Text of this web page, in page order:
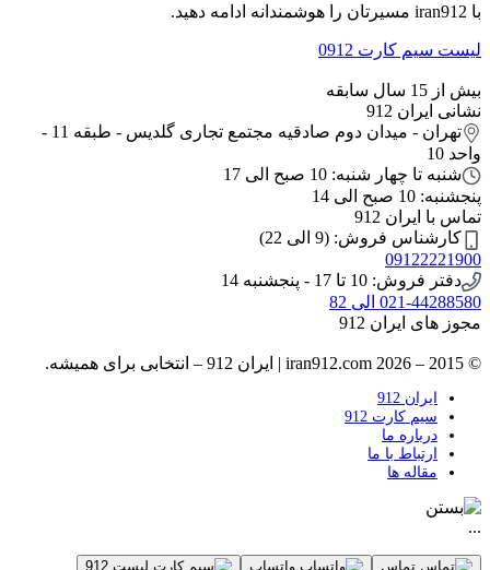
با iran912 مسیرتان را هوشمندانه ادامه دهید.
لیست سیم کارت 0912
بیش از 15 سال سابقه
نشانی ایران 912
تهران - میدان دوم صادقیه مجتمع تجاری گلدیس - طبقه 11 -
واحد 10
شنبه تا چهار شنبه: 10 صبح الی 17
پنجشنبه: 10 صبح الی 14
تماس با ایران 912
کارشناس فروش: (9 الی 22)
09122221900
دفتر فروش: 10 تا 17 - پنجشنبه 14
021-44288580 الی 82
مجوز های ایران 912
© 2015 – 2026 iran912.com | ایران 912 – انتخابی برای همیشه.
ایران 912
سیم کارت 912
درباره ما
ارتباط با ما
مقاله ها
...
تماس واتساپ
لیست 912